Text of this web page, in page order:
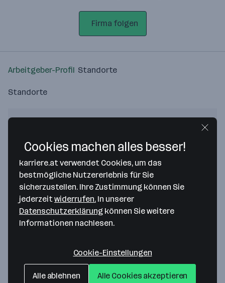
Firma folgen
Arbeitgeber-Profil Standorte
Standorte
Bitte stimme unseren Cookie-
Richtlinien zu, um diese Karte
anzuzeigen.
Zustimmung geben
LDD Communication
Cookies machen alles besser!
karriere.at verwendet Cookies, um das
bestmögliche Nutzererlebnis für Sie
sicherzustellen. Ihre Zustimmung können Sie
jederzeitwiderrufen. In unserer
Datenschutzerklärung können Sie weitere
Informationen nachlesen.
Cookie-Einstellungen
Alle ablehnen Alle Cookies akzeptieren